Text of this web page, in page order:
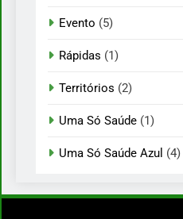
Evento (5)
Rápidas (1)
Territórios (2)
Uma Só Saúde (1)
Uma Só Saúde Azul (4)